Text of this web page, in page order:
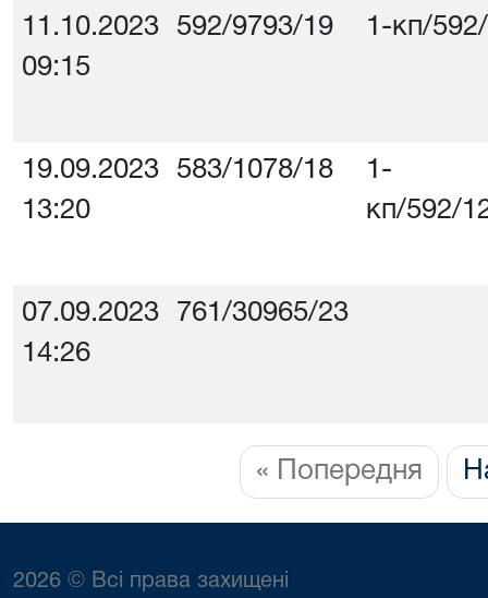
11.10.2023
09:15
592/9793/19 1-кп/
19.09.2023
13:20
583/1078/18
1-
кп/592/
07.09.2023
14:26
761/30965/23
« Попередня
2026 © Всі права захищені